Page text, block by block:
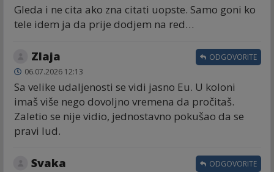
Gleda i ne cita ako zna citati uopste. Samo goni ko
tele idem ja da prije dodjem na red…
Zlaja
06.07.2026 12:13
Sa velike udaljenosti se vidi jasno Eu. U koloni
imaš više nego dovoljno vremena da pročitaš.
Zaletio se nije vidio, jednostavno pokušao da se
pravi lud.
ODGOVORITE
Svaka ODGOVORITE